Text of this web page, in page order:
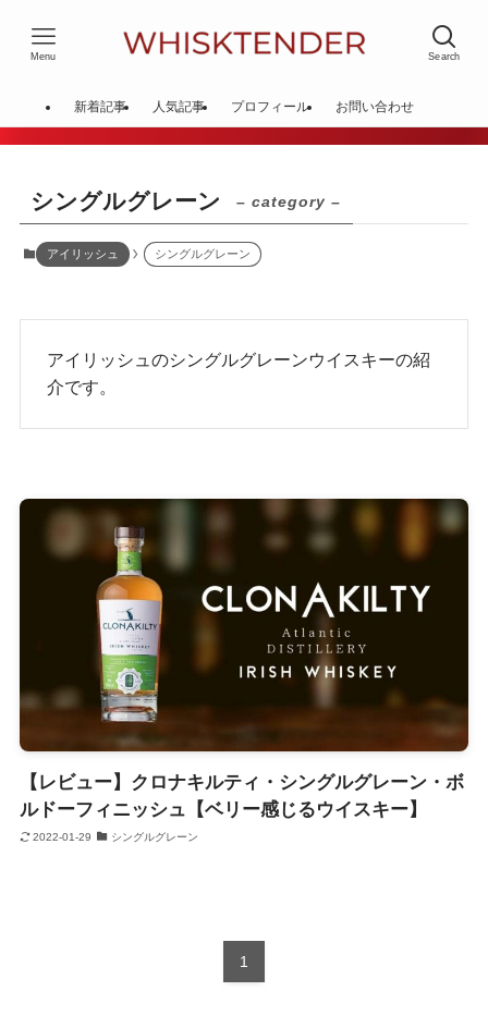
Search
Menu
新着記事 人気記事 プロフィール お問い合わせ
シングルグレーン – category –
アイリッシュ シングルグレーン
アイリッシュのシングルグレーンウイスキーの紹
介です。
【レビュー】クロナキルティ・シングルグレーン・ボ
ルドーフィニッシュ【ベリー感じるウイスキー】
2022-01-29 シングルグレーン
1